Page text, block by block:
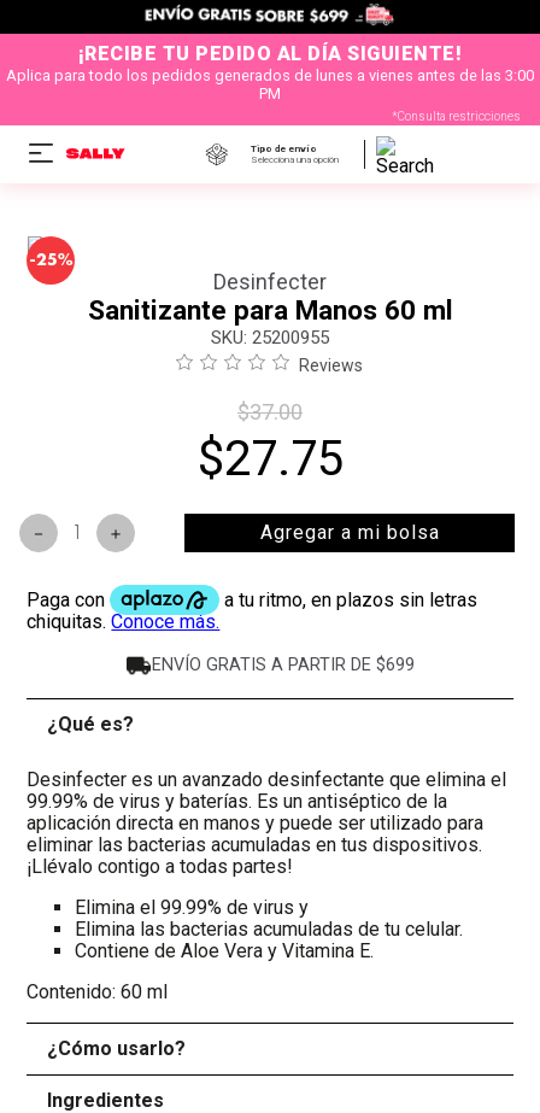
¡RECIBE TU PEDIDO AL DÍA SIGUIENTE!
Aplica para todo los pedidos generados de lunes a vienes antes de las 3:00
PM
*Consulta restricciones
Tipo de envío
Selecciona una opción
-25%
Desinfecter
Sanitizante para Manos 60 ml
: 25200955
Reviews
$37.00
$27.75
＋
－ Agregar a mi bolsa
ENVÍO GRATIS A PARTIR DE $699
¿Qué es?
Desinfecter es un avanzado desinfectante que elimina el
99.99% de virus y baterías. Es un antiséptico de la
aplicación directa en manos y puede ser utilizado para
eliminar las bacterias acumuladas en tus dispositivos.
¡Llévalo contigo a todas partes!
Elimina el 99.99% de virus y
Elimina las bacterias acumuladas de tu celular.
Contiene de Aloe Vera y Vitamina E.
Contenido: 60 ml
¿Cómo usarlo?
Ingredientes